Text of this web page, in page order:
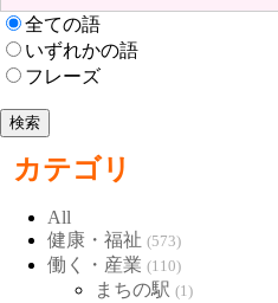
全ての語
いずれかの語
フレーズ
カテゴリ
All
健康・福祉 (573)
働く・産業 (110)
まちの駅 (1)